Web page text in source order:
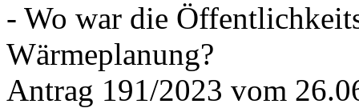
- Wo war die
Wärmeplanung?
Antrag 191/2023 vom